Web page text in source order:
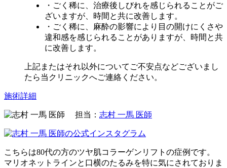
・ごく稀に、治療後しびれを感じられることがご
ざいますが、時間と共に改善します。
・ごく稀に、麻酔の影響により目の開けにくさや
違和感を感じられることがありますが、時間と共
に改善します。
上記またはそれ以外についてご不安点などございまし
たら当クリニックへご連絡ください。
施術詳細
担当： 志村 一馬 医師
こちらは80代の方のツヤ肌コラーゲンリフトの症例です。
マリオネットラインと口横のたるみを特に気にされておりま